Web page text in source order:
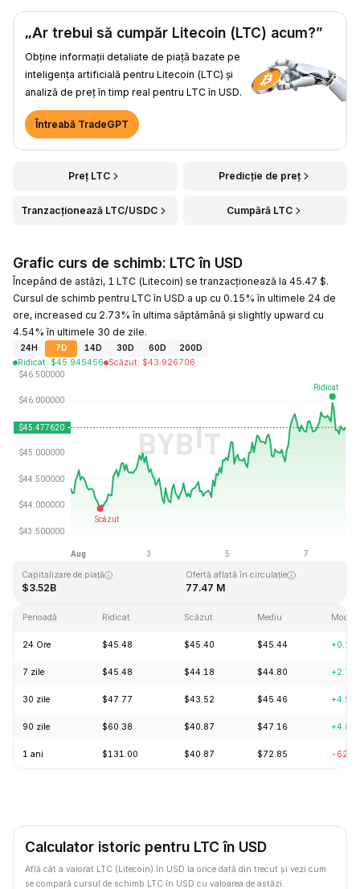
„Ar trebui să cumpăr Litecoin (LTC) acum?”
Obține informații detaliate de piață bazate pe
inteligența artificială pentru Litecoin (LTC) și
analiză de preț în timp real pentru LTC în USD.
Întreabă TradeGPT
Preț LTC Predicție de preț
Tranzacționează LTC/USDC Cumpără LTC
Grafic curs de schimb: LTC în USD
Începând de astăzi, 1 LTC (Litecoin) se tranzacționează la 45.47 $.
Cursul de schimb pentru LTC în USD a up cu 0.15% în ultimele 24 de
ore, increased cu 2.73% în ultima săptămână și slightly upward cu
4.54% în ultimele 30 de zile.
24H 7D 14D 30D 60D
200D
Ridicat: $45.945456 Scăzut: $43.926706
Ultima actualizare: 2026-08-07, 23:18 GMT+0
Maxim dintotdeauna
Capitalizare de piață
$3.52B
Ofertă aflată în circulație
77.47 M
Perioadă Ridicat Scăzut Mediu
24 Ore $45.48 $45.40 $45.44
7 zile $45.48 $44.18 $44.80
30 zile $47.77 $43.52 $45.46
90 zile $60.38 $40.87 $47.16
1 ani $131.00 $40.87 $72.85 -
Calculator istoric pentru LTC în USD
Află cât a valorat LTC (Litecoin) în USD la orice dată din trecut și vezi cum
se compară cursul de schimb LTC în USD cu valoarea de astăzi.